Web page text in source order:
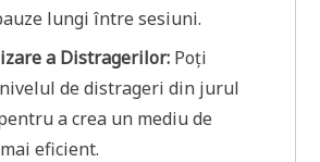
lungi între sesiuni.
a Distragerilor: Poți
de distrageri din jurul
a crea un mediu de
eficient.